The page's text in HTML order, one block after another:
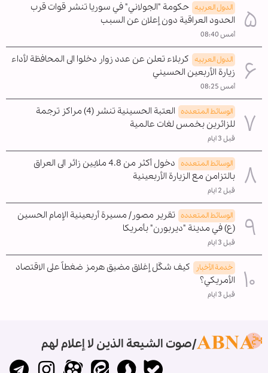
الدول العربیه حكومة "الجولاني" في سوريا تنشر قوات قرب
الحدود العراقية دون إعلان عن السبب
أمس 08:40
الدول العربیه كربلاء تعلن عن عدد زوار دخلوا الى المحافظة لأداء
زيارة الأربعين الحسيني
أمس 08:25
الوسائط المتعدده
العتبة الحسينية تنشر (4) مراكز ترجمة
للزائرين بخمس لغات عالمية
قبل 3 ايام
الوسائط المتعدده
دخول أكثر من 4.8 ملايين زائر الى العراق
بالتزامن مع الزيارة الأربعينية
قبل 2 ايام
الوسائط المتعدده تقرير مصور/ مسيرة أربعينية الإمام الحسين
(ع) في مدينة "ديربورن" بأمريكا
قبل 3 ايام
خدمة الأخبار
كيف شكّل إغلاق مضيق هرمز ضغطاً على الاقتصاد
الأمريكي؟
قبل 3 ايام
صوت الشيعة الذين لا إعلام لهم